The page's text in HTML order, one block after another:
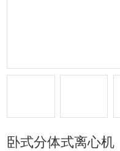
卧式分体式离心机